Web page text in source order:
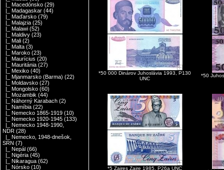
|_ Macedónsko (29)
|_ Madagaskar (44)
|_ Maďarsko (79)
|_ Malajzia (25)
|_ Malawi (52)
|_ Maldivy (23)
|_ Mali (2)
|_ Malta (3)
|_ Maroko (23)
|_ Maurícius (20)
|_ Mauritánia (27)
|_ Mexiko (40)
|_ Mjanmarsko (Barma) (22)
|_ Moldavsko (27)
|_ Mongolsko (60)
|_ Mozambik (44)
|_ Náhorný Karabach (2)
|_ Namíbia (22)
|_ Nemecko 1865-1919 (10)
|_ Nemecko 1920-1945 (133)
|_ Nemecko 1948-1990,
NDR (28)
|_ Nemecko, 1948-dnešok,
SRN (7)
|_ Nepál (66)
|_ Nigéria (45)
|_ Nikaragua (62)
|_ Nórsko (10)
*50 000 Dinárov Juhoslávia 1993, P130
UNC
*50
*5 Zaires Zaire 1985, P26a UNC